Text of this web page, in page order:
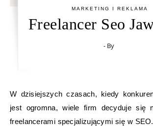
MARKETING I REKLAMA
Freelancer Seo
- By
W dzisiejszych czasach, kiedy
jest ogromna, wiele firm decyduje się
freelancerami specjalizującymi się w